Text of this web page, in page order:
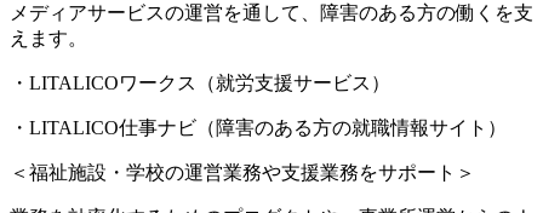
メディアサービスの運営を通して、障害のある方の働くを支
えます。
・LITALICOワークス（就労支援サービス）
・LITALICO仕事ナビ（障害のある方の就職情報サイト）
＜福祉施設・学校の運営業務や支援業務をサポート＞